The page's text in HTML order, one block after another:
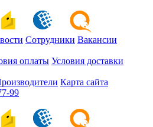
Сотрудники Вакансии
оплаты Условия доставки
Карта сайта
99